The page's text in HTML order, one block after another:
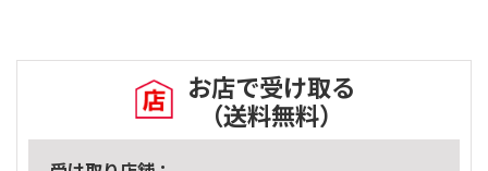
お店で受け取る
（送料無料）